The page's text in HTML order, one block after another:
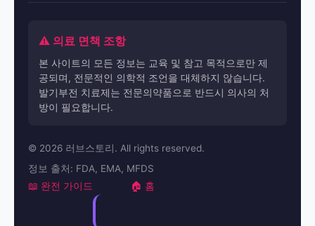
⚠️ 의료 면책 조항
본 사이트의 모든 정보는 교육 및 참고 목적으로만 제
공되며, 전문적인 의학적 조언을 대체하지 않습니다.
발기부전 치료제는 전문의약품으로 반드시 의사의 처
방이 필요합니다.
© 2026 러브스토리. All rights reserved.
정보 출처: FDA, EMA, MFDS
📖 완전 가이드 🏠 홈